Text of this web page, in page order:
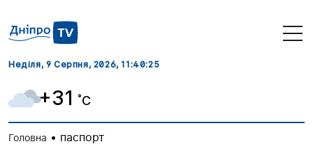
Неділя, 9 Серпня, 2026, 11:40:27
+31 ˚C
Головна • паспорт